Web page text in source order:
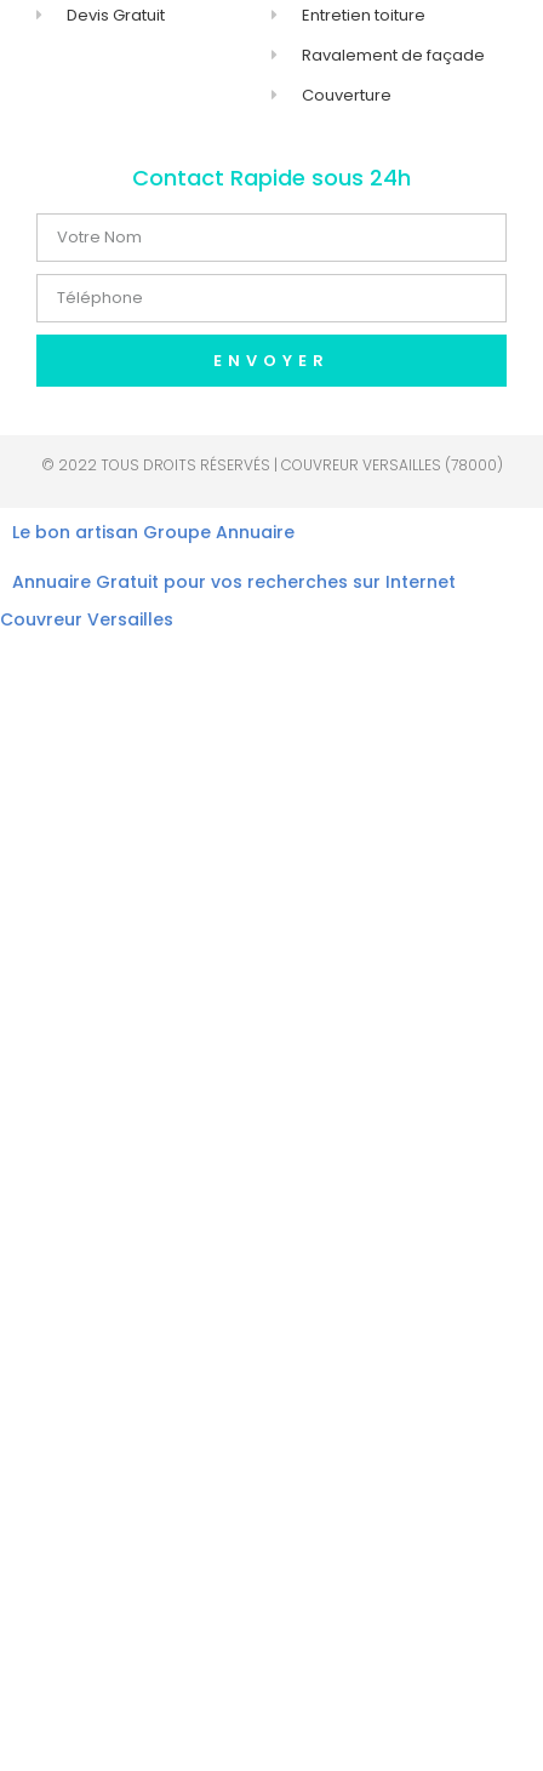
Devis Gratuit
Entretien toiture
Ravalement de façade
Couverture
Contact Rapide sous 24h
ENVOYER
© 2022 TOUS DROITS RÉSERVÉS | COUVREUR VERSAILLES (78000)
Le bon artisan Groupe Annuaire
Annuaire Gratuit pour vos recherches sur Internet
Couvreur Versailles